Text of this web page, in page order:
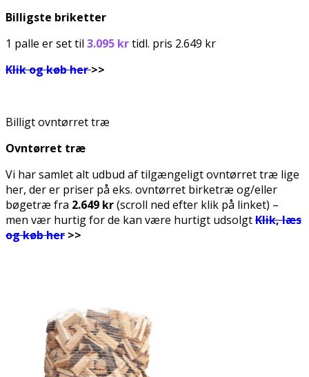
Billigste briketter
1 palle er set til 3.095 krtidl. pris 2.649 kr
Klik og køb her>>
Billigt ovntørret træ
Ovntørret træ
Vi har samlet alt udbud af tilgængeligt ovntørret træ lige
her, der er priser på eks. ovntørret birketræ og/eller
bøgetræ fra 2.649 kr(scroll ned efter klik på linket) –
men vær hurtig for de kan være hurtigt udsolgtKlik, læs
og køb her >>